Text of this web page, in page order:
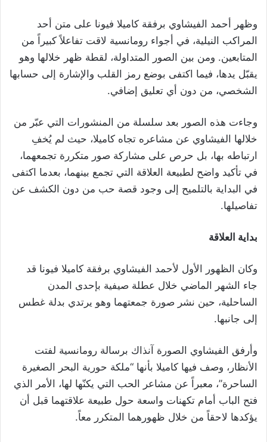
وظهر أحمد الفيشاوي برفقة كاميلا فيونا على متن أحد
المراكب النيلية، في أجواء رومانسية لاقت تفاعلاً كبيراً من
المتابعين. ومن بين الصور المتداولة، لقطة ظهر خلالها وهو
يقبّل يدها، فيما اكتفى بوضع رمز القلب والإشارة إلى حسابها
الشخصي، من دون أي تعليق إضافي.
وجاءت هذه الصور بعد سلسلة من المنشورات التي عبّر من
خلالها الفيشاوي عن مشاعره تجاه كاميلا، حيث لم يُخفِ
ارتباطه بها، بل حرص على مشاركة صور متكررة تجمعهما،
في تأكيد واضح لطبيعة العلاقة التي تجمع بينهما، بعدما اكتفى
في البداية بالتلميح إلى وجود قصة حب من دون الكشف عن
تفاصيلها.
بداية العلاقة
وكان الظهور الأول لأحمد الفيشاوي برفقة كاميلا فيونا قد
جاء الشهر الماضي خلال عطلة صيفية بإحدى المدن
الساحلية، حين نشر صورة جمعتهما وهو يرتدي بدلة غطس
إلى جانبها.
وأرفق الفيشاوي الصورة آنذاك برسالة رومانسية لفتت
الأنظار، وصف فيها كاميلا بأنها “ملكة حورية البحر الصغيرة
الساحرة”، معبراً عن مشاعر الحب التي يكنّها لها، الأمر الذي
فتح الباب أمام تكهنات واسعة حول طبيعة علاقتهما قبل أن
يؤكدها لاحقاً من خلال ظهورهما المتكرر معاً.